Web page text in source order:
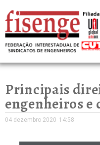
Principais
engenheiros e
04 dezembro 2020 14:58